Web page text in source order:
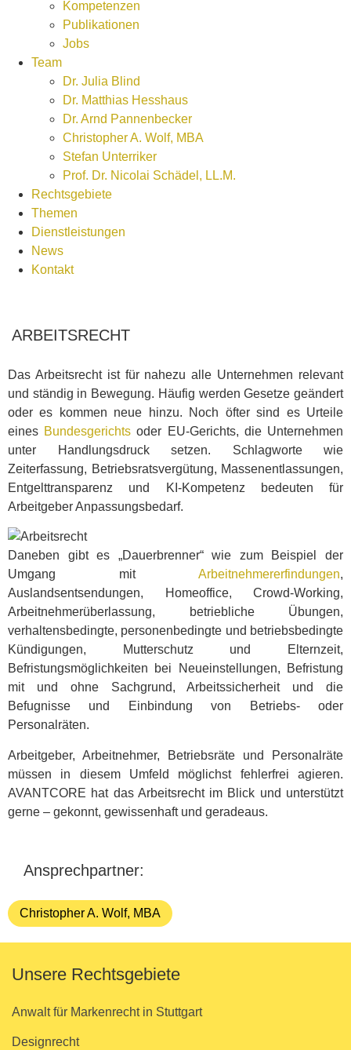
Kompetenzen
Publikationen
Jobs
Team
Dr. Julia Blind
Dr. Matthias Hesshaus
Dr. Arnd Pannenbecker
Christopher A. Wolf, MBA
Stefan Unterriker
Prof. Dr. Nicolai Schädel, LL.M.
Rechtsgebiete
Themen
Dienstleistungen
News
Kontakt
ARBEITSRECHT
Das Arbeitsrecht ist für nahezu alle Unternehmen relevant
und ständig in Bewegung. Häufig werden Gesetze geändert
oder es kommen neue hinzu. Noch öfter sind es Urteile
eines Bundesgerichts oder EU-Gerichts, die Unternehmen
unter Handlungsdruck setzen. Schlagworte wie
Zeiterfassung, Betriebsratsvergütung, Massenentlassungen,
Entgelttransparenz und KI-Kompetenz bedeuten für
Arbeitgeber Anpassungsbedarf.
Daneben gibt es „Dauerbrenner“ wie zum Beispiel der
Umgang mit Arbeitnehmererfindungen,
Auslandsentsendungen, Homeoffice, Crowd-Working,
Arbeitnehmerüberlassung, betriebliche Übungen,
verhaltensbedingte, personenbedingte und betriebsbedingte
Kündigungen, Mutterschutz und Elternzeit,
Befristungsmöglichkeiten bei Neueinstellungen, Befristung
mit und ohne Sachgrund, Arbeitssicherheit und die
Befugnisse und Einbindung von Betriebs- oder
Personalräten.
Arbeitgeber, Arbeitnehmer, Betriebsräte und Personalräte
müssen in diesem Umfeld möglichst fehlerfrei agieren.
AVANTCORE hat das Arbeitsrecht im Blick und unterstützt
gerne – gekonnt, gewissenhaft und geradeaus.
Ansprechpartner:
Christopher A. Wolf, MBA
Unsere Rechtsgebiete
Anwalt für Markenrecht in Stuttgart
Designrecht